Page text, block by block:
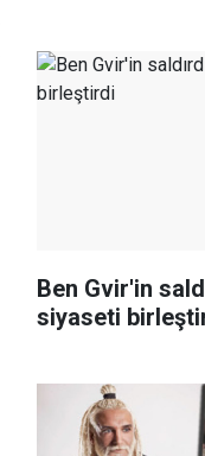
Ben Gvir'in
siyaseti